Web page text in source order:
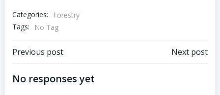
Categories:
Forestry
Tags:
No Tag
Post
navigation
Previous post Next post
No responses yet